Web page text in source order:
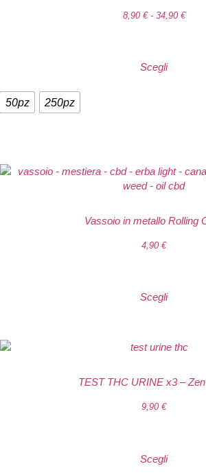
8,90 € - 34,90 €
Scegli
50pz 250pz
Vassoio in metallo Rolling
4,90 €
Scegli
TEST THC URINE x3 –
9,90 €
Scegli